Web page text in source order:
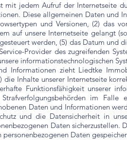
jedem Aufruf der Internetseite
Diese allgemeinen Daten und
und Versionen, (2) das
auf unsere Internetseite gelangt
werden, (5) das Datum und
Provider des zugreifenden
informationstechnologischen
Informationen zieht Liedtke
Inhalte unserer Internetseite
Funktionsfähigkeit unserer
im Falle
Daten und Informationen
und die Datensicherheit in
Daten
Daten